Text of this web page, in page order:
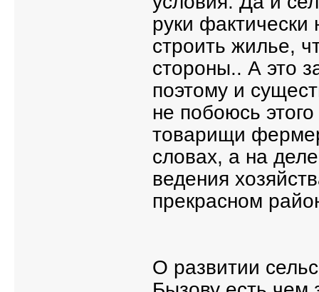
руки фактически
строить жилье,
стороны.. А это
поэтому и
не побоюсь
товарищи
словах, а на
ведения
прекрасном
О развитии